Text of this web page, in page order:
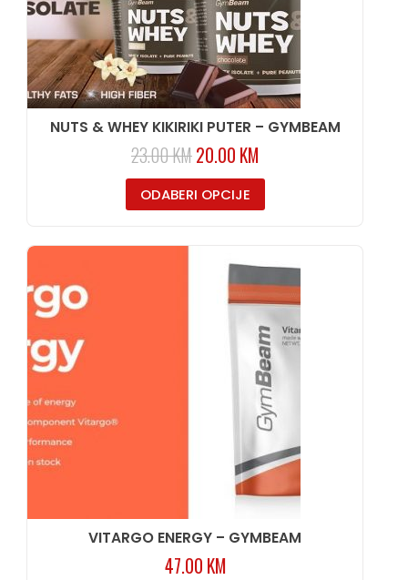
NUTS & WHEY KIKIRIKI PUTER – GYMBEAM
23.00KM20.00 KM
ODABERI OPCIJE
VITARGO ENERGY – GYMBEAM
47.00 KM